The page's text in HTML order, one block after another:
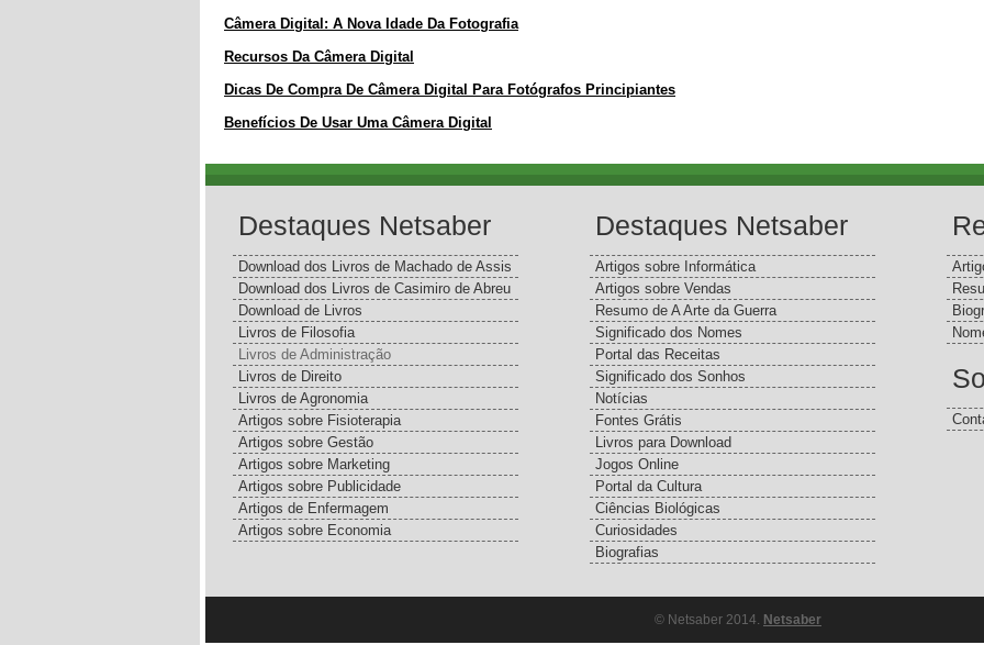
Câmera Digital: A Nova Idade Da Fotografia
Recursos Da Câmera Digital
Dicas De Compra De Câmera Digital Para Fotógrafos Principiantes
Benefícios De Usar Uma Câmera Digital
Destaques Netsaber
Download dos Livros de Machado de Assis
Download dos Livros de Casimiro de Abreu
Download de Livros
Livros de Filosofia
Livros de Administração
Livros de Direito
Livros de Agronomia
Artigos sobre Fisioterapia
Artigos sobre Gestão
Artigos sobre Marketing
Artigos sobre Publicidade
Artigos de Enfermagem
Artigos sobre Economia
Destaques Netsaber
Artigos sobre Informática
Artigos sobre Vendas
Resumo de A Arte da Guerra
Significado dos Nomes
Portal das Receitas
Significado dos Sonhos
Notícias
Fontes Grátis
Livros para Download
Jogos Online
Portal da Cultura
Ciências Biológicas
Curiosidades
Biografias
© Netsaber 2014. Netsaber